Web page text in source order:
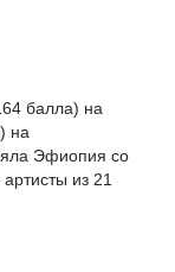
балла) на
на
Эфиопия со
из 21